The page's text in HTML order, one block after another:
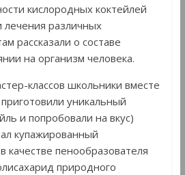
кислородных коктейлей
лечения различных
рассказали о составе
на организм человека.
классов школьники вместе
уникальный
и попробовали на вкус)
купажированный
качестве пенообразователя
природного